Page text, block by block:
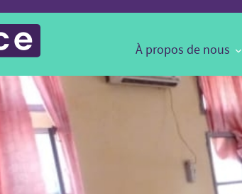
Main
Navigation
À propos de nous